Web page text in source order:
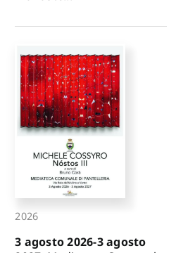
2026
3 agosto 2026-3 agosto